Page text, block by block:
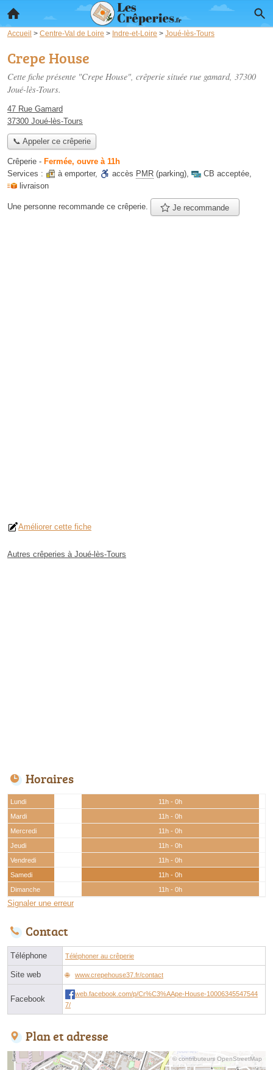
Accueil > Centre-Val de Loire > Indre-et-Loire > Joué-lès-Tours
Crepe House
Cette fiche présente "Crepe House", crêperie située rue gamard, 37300
Joué-lès-Tours.
47 Rue Gamard
37300 Joué-lès-Tours
📞 Appeler ce crêperie
Crêperie - Fermée, ouvre à 11h
Services :
à emporter, accès PMR (parking), CB acceptée,
livraison
Une personne recommande ce crêperie. Je recommande
Améliorer cette fiche
Autres crêperies à Joué-lès-Tours
Horaires
Lundi
11h - 0h
Mardi
11h - 0h
Mercredi
11h - 0h
Jeudi
11h - 0h
Vendredi
11h - 0h
Samedi
11h - 0h
Dimanche
11h - 0h
Signaler une erreur
Contact
Téléphone Téléphoner au crêperie
Site web www.crepehouse37.fr/contact
Facebook
web.facebook.com/p/Cr%C3%AApe-House-10006345547544
7/
Plan et adresse
© contributeurs OpenStreetMap